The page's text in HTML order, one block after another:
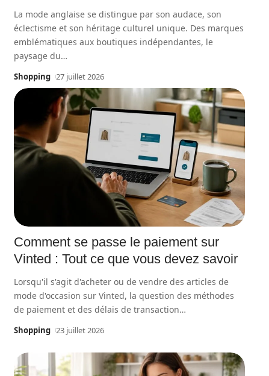
La mode anglaise se distingue par son audace, son
éclectisme et son héritage culturel unique. Des marques
emblématiques aux boutiques indépendantes, le
paysage du…
Shopping 27 juillet 2026
Comment se passe le paiement sur
Vinted : Tout ce que vous devez savoir
Lorsqu'il s'agit d'acheter ou de vendre des articles de
mode d'occasion sur Vinted, la question des méthodes
de paiement et des délais de transaction…
Shopping 23 juillet 2026